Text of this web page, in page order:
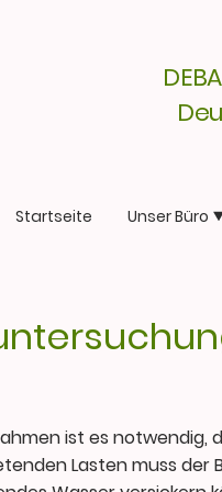
Startseite Unser Büro
ist es notwendig,
Lasten muss